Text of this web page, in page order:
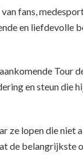
fans,
en liefdevolle
Tour
en steun die
ze lopen die niet
de belangrijkste